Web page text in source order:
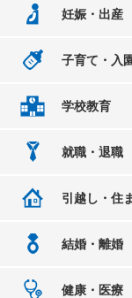
妊娠・出産
子育て・入
学校教育
就職・退職
引越し・住
結婚・離婚
健康・医療